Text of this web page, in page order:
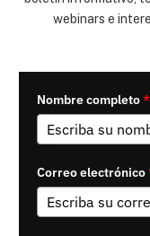
webinars e
Nombre completo*
Correo electrónico